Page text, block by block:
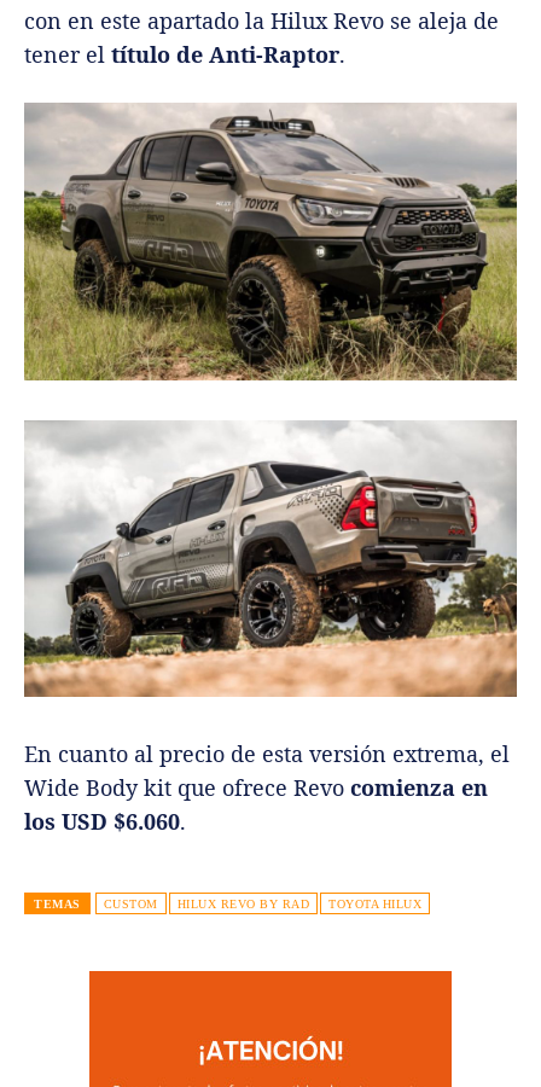
con en este apartado la Hilux Revo se aleja de
tener el título de Anti-Raptor.
En cuanto al precio de esta versión extrema, el
Wide Body kit que ofrece Revo comienza en
los USD $6.060.
TEMAS CUSTOM HILUX REVO BY RAD TOYOTA HILUX